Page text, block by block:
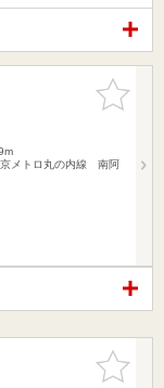
お気に入
りに追加
メトロ丸の内線 南阿
お気に入
りに追加